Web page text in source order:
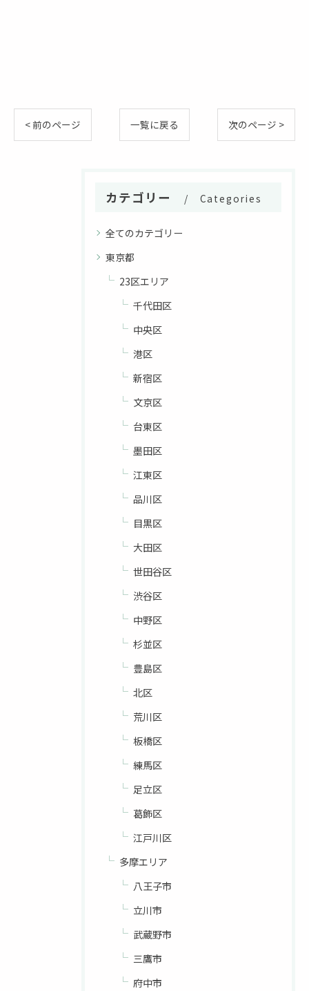
< 前のページ 一覧に戻る 次のページ >
カテゴリー Categories
全てのカテゴリー
東京都
23区エリア
千代田区
中央区
港区
新宿区
文京区
台東区
墨田区
江東区
品川区
目黒区
大田区
世田谷区
渋谷区
中野区
杉並区
豊島区
北区
荒川区
板橋区
練馬区
足立区
葛飾区
江戸川区
多摩エリア
八王子市
立川市
武蔵野市
三鷹市
府中市